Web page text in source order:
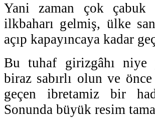
Yani zaman çok çabuk
ilkbaharı gelmiş, ülke
açıp kapayıncaya kadar
Bu tuhaf girizgâhı niye
biraz sabırlı olun ve
geçen ibretamiz bir
Sonunda büyük resim